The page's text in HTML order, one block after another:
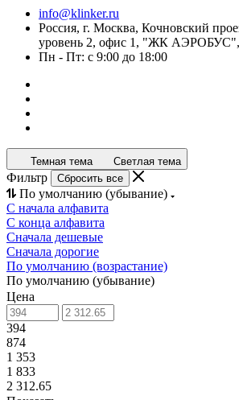
info@klinker.ru
Россия, г. Москва, Кочновский
уровень 2, офис 1, "ЖК
Пн - Пт: с 9:00 до 18:00
Темная тема Светлая тема
Фильтр Сбросить все
По умолчанию (убывание)
С начала алфавита
С конца алфавита
Сначала дешевые
Сначала дорогие
По умолчанию (возрастание)
По умолчанию (убывание)
Цена
394
874
1 353
1 833
2 312.65